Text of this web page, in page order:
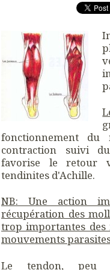
fonctionnement
contraction suivi
favorise le retour
tendinites d'Achille.
NB: Une action
récupération des
trop importantes des
mouvements
Le tendon, peu